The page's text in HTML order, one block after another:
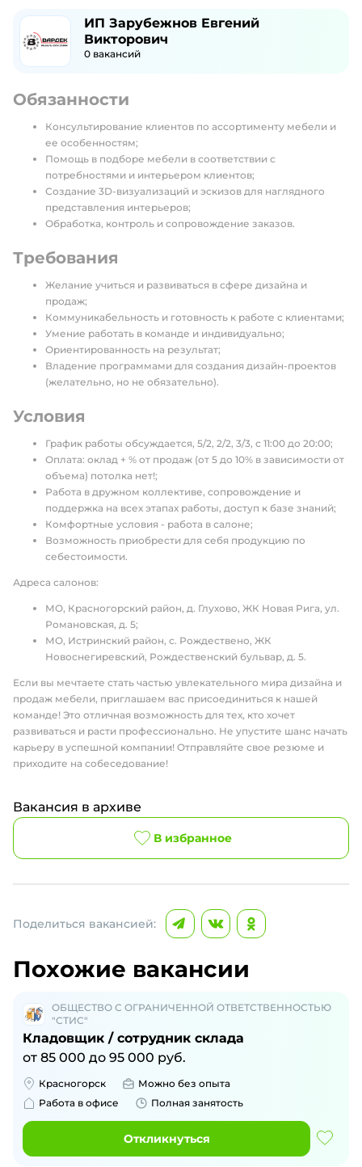
ИП Зарубежнов Евгений
Викторович
0 вакансий
Обязанности
Консультирование клиентов по ассортименту мебели и
ее особенностям;
Помощь в подборе мебели в соответствии с
потребностями и интерьером клиентов;
Создание 3D-визуализаций и эскизов для наглядного
представления интерьеров;
Обработка, контроль и сопровождение заказов.
Требования
Желание учиться и развиваться в сфере дизайна и
продаж;
Коммуникабельность и готовность к работе с клиентами;
Умение работать в команде и индивидуально;
Ориентированность на результат;
Владение программами для создания дизайн-проектов
(желательно, но не обязательно).
Условия
График работы обсуждается, 5/2, 2/2, 3/3, с 11:00 до 20:00;
Оплата: оклад + % от продаж (от 5 до 10% в зависимости от
объема) потолка нет!;
Работа в дружном коллективе, сопровождение и
поддержка на всех этапах работы, доступ к базе знаний;
Комфортные условия - работа в салоне;
Возможность приобрести для себя продукцию по
себестоимости.
Адреса салонов:
МО, Красногорский район, д. Глухово, ЖК Новая Рига, ул.
Романовская, д. 5;
МО, Истринский район, с. Рождествено, ЖК
Новоснегиревский, Рождественский бульвар, д. 5.
Если вы мечтаете стать частью увлекательного мира дизайна и
продаж мебели, приглашаем вас присоединиться к нашей
команде! Это отличная возможность для тех, кто хочет
развиваться и расти профессионально. Не упустите шанс начать
карьеру в успешной компании! Отправляйте свое резюме и
приходите на собеседование!
Вакансия в архиве
В избранное
Поделиться вакансией:
Похожие вакансии
ОБЩЕСТВО С ОГРАНИЧЕННОЙ ОТВЕТСТВЕННОСТЬЮ
"СТИС"
Кладовщик / сотрудник склада
от 85 000 до 95 000 руб.
Красногорск
Можно без опыта
Работа в офисе
Полная занятость
Откликнуться